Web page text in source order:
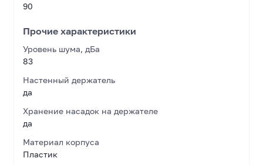
90
Прочие характеристики
Уровень шума, дБа
83
Настенный держатель
да
Хранение насадок на держателе
да
Материал корпуса
Пластик